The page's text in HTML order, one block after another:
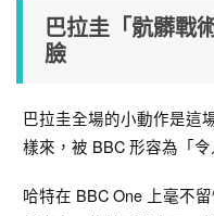
巴拉圭「骯髒戰
臉
巴拉圭全場的小動作是這
樣來，被 BBC 形容為「
哈特在 BBC One 上毫不